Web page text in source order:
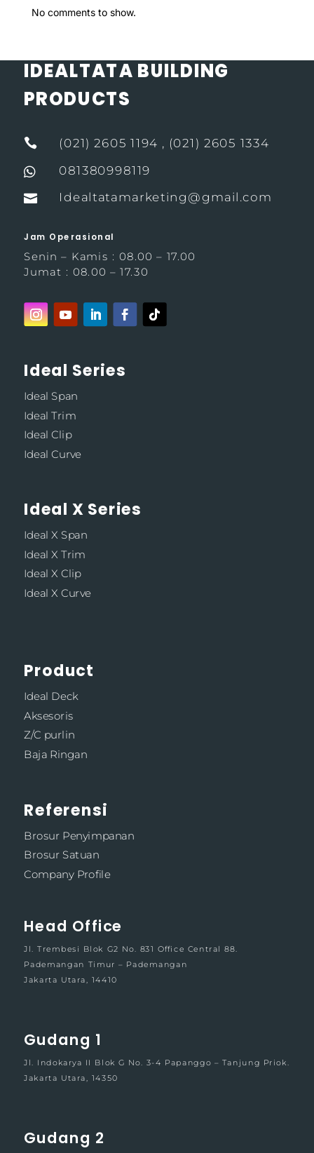
No comments to show.
IDEALTATA BUILDING
PRODUCTS
 (021) 2605 1194 , (021) 2605 1334
 081380998119
 Idealtatamarketing@gmail.com
Jam Operasional
Senin – Kamis : 08.00 – 17.00
Jumat : 08.00 – 17.30
Ideal Series
Ideal Span
Ideal Trim
Ideal Clip
Ideal Curve
Ideal X Series
Ideal X Span
Ideal X Trim
Ideal X Clip
Ideal X Curve
Product
Ideal Deck
Aksesoris
Z/C purlin
Baja Ringan
Referensi
Brosur Penyimpanan
Brosur Satuan
Company Profile
Head Office
Jl. Trembesi Blok G2 No. 831 Office Central 88.
Pademangan Timur – Pademangan
Jakarta Utara, 14410
Gudang 1
Jl. Indokarya II Blok G No. 3-4 Papanggo – Tanjung Priok.
Jakarta Utara, 14350
Gudang 2